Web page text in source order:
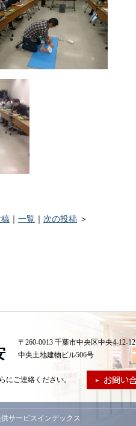
一覧 次の投稿 ＞
〒260-0013 千葉市中央区中央4-12-12
中央土地建物ビル506号
にご連絡ください。
サービスインデックス